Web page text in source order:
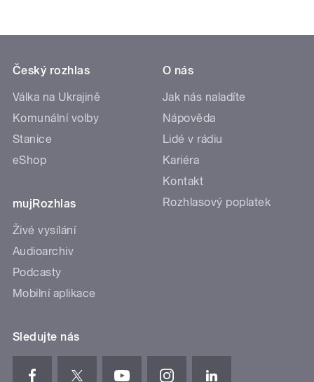
Český rozhlas
Válka na Ukrajině
Komunální volby
Stanice
eShop
mujRozhlas
Živé vysílání
Audioarchiv
Podcasty
Mobilní aplikace
O nás
Jak nás naladíte
Nápověda
Lidé v rádiu
Kariéra
Kontakt
Rozhlasový poplatek
Sledujte nás